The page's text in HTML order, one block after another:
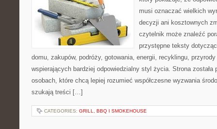
musi oznaczać wielkich
decyzji ani kosztownych
czytelnik może znaleźć
przystępne teksty
domu, zakupów, podróży, gotowania, energii, recyklingu,
wspierających bardziej odpowiedzialny styl życia. Strona została
osobach, które chcą lepiej rozumieć współczesne wyzwania
szukają treści […]
CATEGORIES: GRILL, BBQ I SMOKEHOUSE